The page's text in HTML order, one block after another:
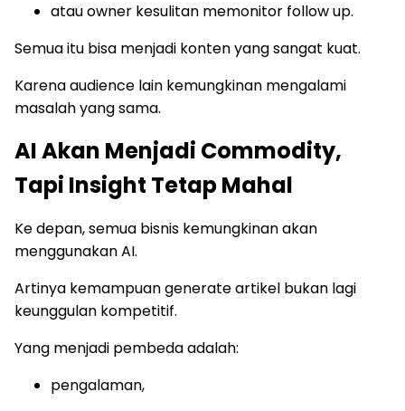
atau owner kesulitan memonitor follow up.
Semua itu bisa menjadi konten yang sangat kuat.
Karena audience lain kemungkinan mengalami
masalah yang sama.
AI Akan Menjadi Commodity,
Tapi Insight Tetap Mahal
Ke depan, semua bisnis kemungkinan akan
menggunakan AI.
Artinya kemampuan generate artikel bukan lagi
keunggulan kompetitif.
Yang menjadi pembeda adalah:
pengalaman,